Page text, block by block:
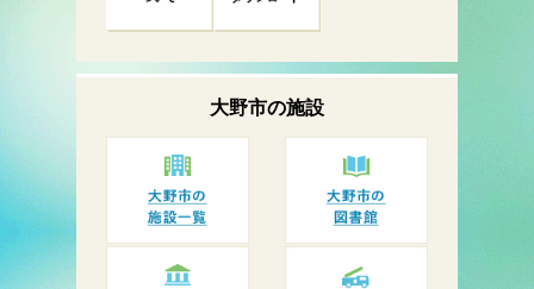
大野市の施設